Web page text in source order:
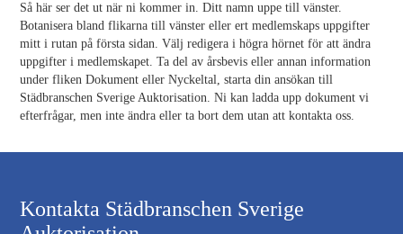
Så här ser det ut när ni kommer in. Ditt namn uppe till vänster.
Botanisera bland flikarna till vänster eller ert medlemskaps uppgifter
mitt i rutan på första sidan. Välj redigera i högra hörnet för att ändra
uppgifter i medlemskapet. Ta del av årsbevis eller annan information
under fliken Dokument eller Nyckeltal, starta din ansökan till
Städbranschen Sverige Auktorisation. Ni kan ladda upp dokument vi
efterfrågar, men inte ändra eller ta bort dem utan att kontakta oss.
Kontakta Städbranschen Sverige